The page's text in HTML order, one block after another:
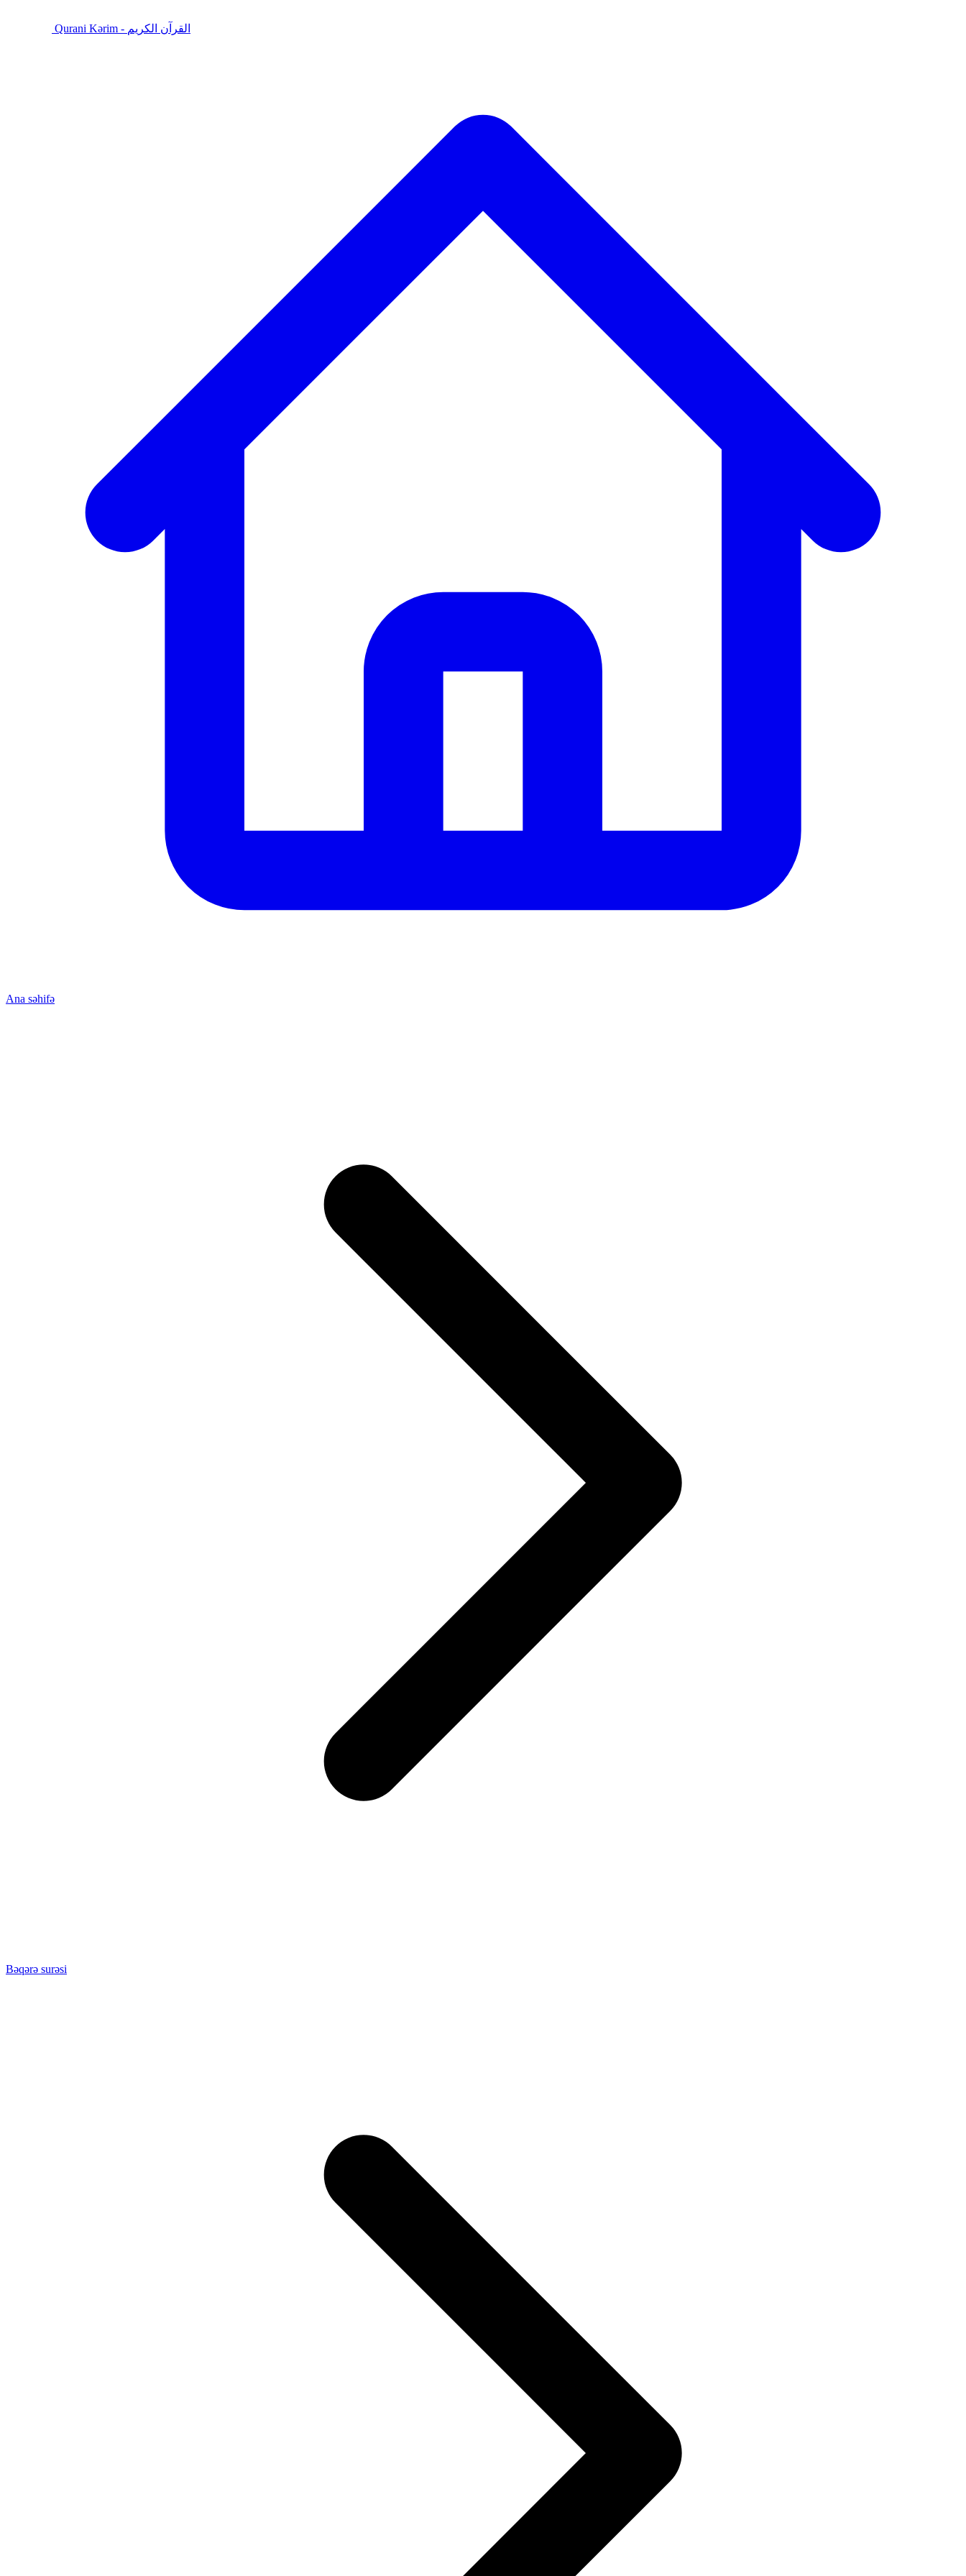
Qurani Kərim - القرآن الكريم
Ana səhifə
Bəqərə surəsi